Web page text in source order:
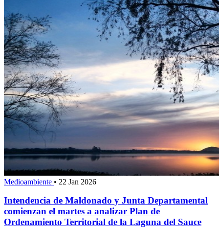
Medioambiente • 22 Jan 2026
Intendencia de Maldonado y Junta Departamental
comienzan el martes a analizar Plan de
Ordenamiento Territorial de la Laguna del Sauce